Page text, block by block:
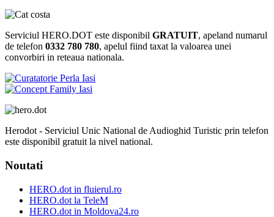
Serviciul HERO.DOT este disponibil GRATUIT, apeland numarul
de telefon 0332 780 780, apelul fiind taxat la valoarea unei
convorbiri in reteaua nationala.
Herodot - Serviciul Unic National de Audioghid Turistic prin telefon
este disponibil gratuit la nivel national.
Noutati
HERO.dot in fluierul.ro
HERO.dot la TeleM
HERO.dot in Moldova24.ro